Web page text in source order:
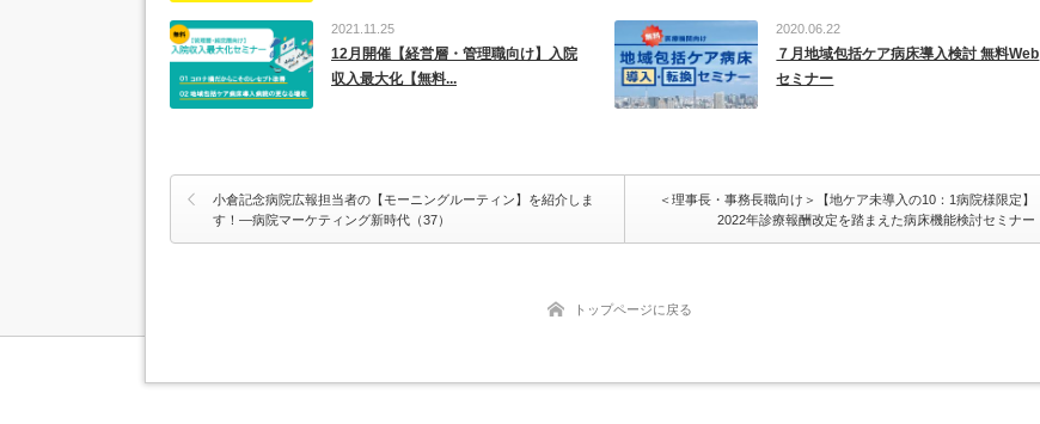
2021.11.25
12月開催【経営層・管理職向け】入院
収入最大化【無料...
2020.06.22
７月地域包括ケア病床導入検討 無料Web
セミナー
小倉記念病院広報担当者の【モーニングルーティン】を紹介しま
す！―病院マーケティング新時代（37）
＜理事長・事務長職向け＞【地ケア未導入の10：1病院様限定】
2022年診療報酬改定を踏まえた病床機能検討セミナー
トップページに戻る